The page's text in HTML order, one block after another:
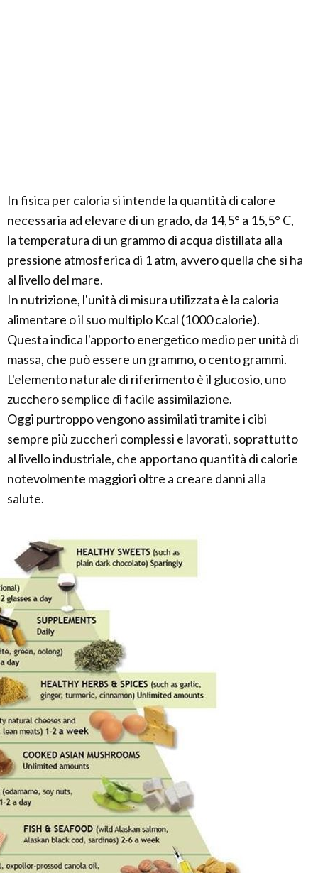
In fisica per caloria si intende la quantità di calore
necessaria ad elevare di un grado, da 14,5° a 15,5° C,
la temperatura di un grammo di acqua distillata alla
pressione atmosferica di 1 atm, avvero quella che si ha
al livello del mare.
In nutrizione, l'unità di misura utilizzata è la caloria
alimentare o il suo multiplo Kcal (1000 calorie).
Questa indica l'apporto energetico medio per unità di
massa, che può essere un grammo, o cento grammi.
L'elemento naturale di riferimento è il glucosio, uno
zucchero semplice di facile assimilazione.
Oggi purtroppo vengono assimilati tramite i cibi
sempre più zuccheri complessi e lavorati, soprattutto
al livello industriale, che apportano quantità di calorie
notevolmente maggiori oltre a creare danni alla
salute.